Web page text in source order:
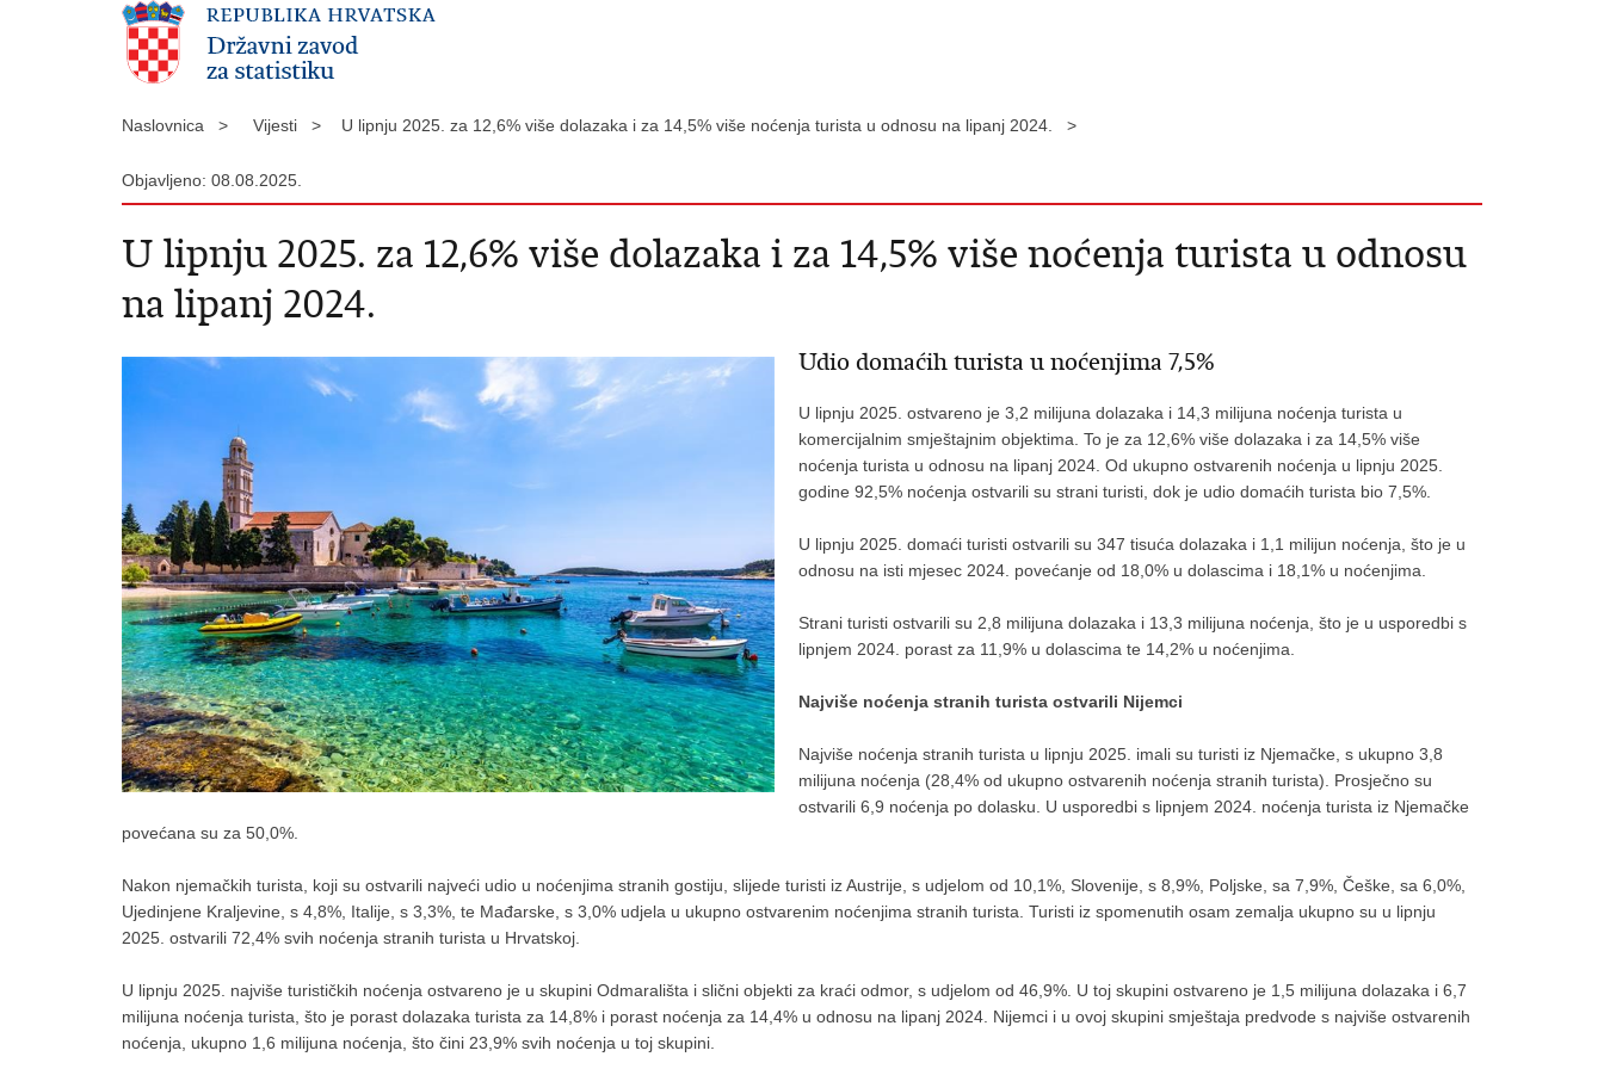
Naslovnica > Vijesti > U lipnju 2025. za 12,6% više dolazaka i za 14,5% više noćenja turista u odnosu na lipanj 2024. >
Objavljeno: 08.08.2025.
U lipnju 2025. za 12,6% više dolazaka i za 14,5% više noćenja turista u odnosu
na lipanj 2024.
Udio domaćih turista u noćenjima 7,5%
U lipnju 2025. ostvareno je 3,2 milijuna dolazaka i 14,3 milijuna noćenja turista u
komercijalnim smještajnim objektima. To je za 12,6% više dolazaka i za 14,5% više
noćenja turista u odnosu na lipanj 2024. Od ukupno ostvarenih noćenja u lipnju 2025.
godine 92,5% noćenja ostvarili su strani turisti, dok je udio domaćih turista bio 7,5%.
U lipnju 2025. domaći turisti ostvarili su 347 tisuća dolazaka i 1,1 milijun noćenja, što je u
odnosu na isti mjesec 2024. povećanje od 18,0% u dolascima i 18,1% u noćenjima.
Strani turisti ostvarili su 2,8 milijuna dolazaka i 13,3 milijuna noćenja, što je u usporedbi s
lipnjem 2024. porast za 11,9% u dolascima te 14,2% u noćenjima.
Najviše noćenja stranih turista ostvarili Nijemci
Najviše noćenja stranih turista u lipnju 2025. imali su turisti iz Njemačke, s ukupno 3,8
milijuna noćenja (28,4% od ukupno ostvarenih noćenja stranih turista). Prosječno su
ostvarili 6,9 noćenja po dolasku. U usporedbi s lipnjem 2024. noćenja turista iz Njemačke
povećana su za 50,0%.
Nakon njemačkih turista, koji su ostvarili najveći udio u noćenjima stranih gostiju, slijede turisti iz Austrije, s udjelom od 10,1%, Slovenije, s 8,9%, Poljske, sa 7,9%, Češke, sa 6,0%,
Ujedinjene Kraljevine, s 4,8%, Italije, s 3,3%, te Mađarske, s 3,0% udjela u ukupno ostvarenim noćenjima stranih turista. Turisti iz spomenutih osam zemalja ukupno su u lipnju
2025. ostvarili 72,4% svih noćenja stranih turista u Hrvatskoj.
U lipnju 2025. najviše turističkih noćenja ostvareno je u skupini Odmarališta i slični objekti za kraći odmor, s udjelom od 46,9%. U toj skupini ostvareno je 1,5 milijuna dolazaka i 6,7
milijuna noćenja turista, što je porast dolazaka turista za 14,8% i porast noćenja za 14,4% u odnosu na lipanj 2024. Nijemci i u ovoj skupini smještaja predvode s najviše ostvarenih
noćenja, ukupno 1,6 milijuna noćenja, što čini 23,9% svih noćenja u toj skupini.